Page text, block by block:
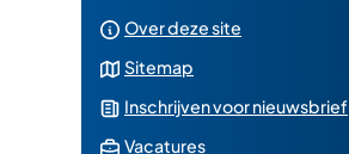
Over deze site
Sitemap
Inschrijven voor nieuwsbrief
Vacatures(Verwijst